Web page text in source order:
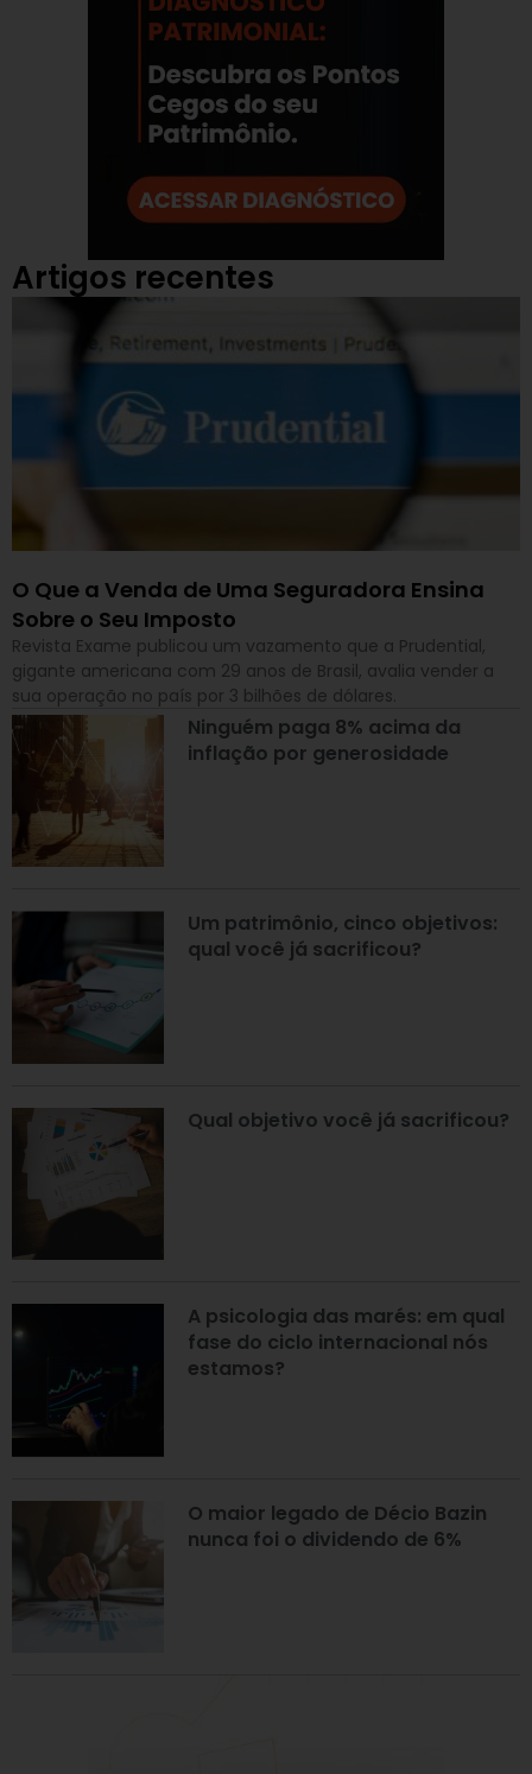
Artigos recentes
O Que a Venda de Uma Seguradora Ensina
Sobre o Seu Imposto
Revista Exame publicou um vazamento que a Prudential,
gigante americana com 29 anos de Brasil, avalia vender a
sua operação no país por 3 bilhões de dólares.
Ninguém paga 8% acima da
inflação por generosidade
Um patrimônio, cinco objetivos:
qual você já sacrificou?
Qual objetivo você já sacrificou?
A psicologia das marés: em qual
fase do ciclo internacional nós
estamos?
O maior legado de Décio Bazin
nunca foi o dividendo de 6%